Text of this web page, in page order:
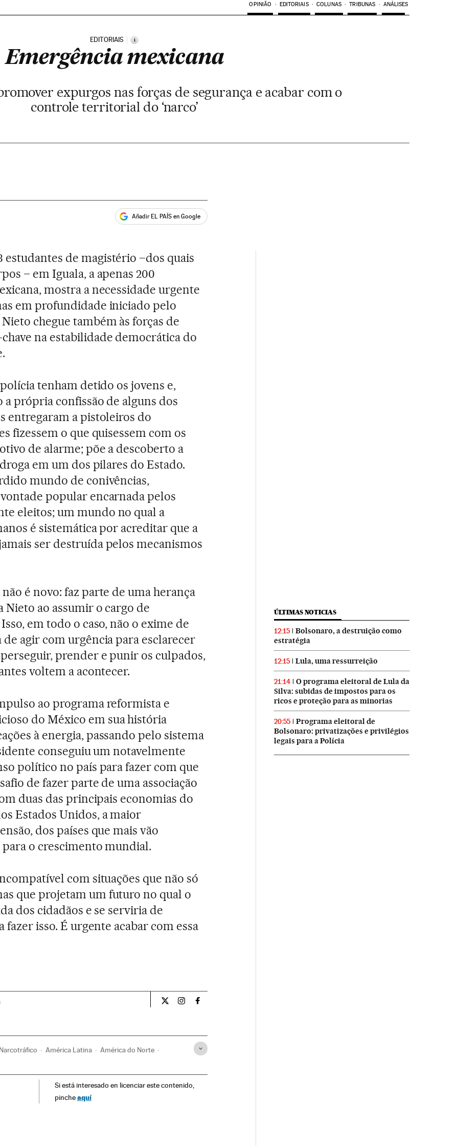
OPINIÃO EDITORIAIS COLUNAS TRIBUNAS ANÁLISES
EDITORIAIS i
Emergência mexicana
expurgos nas forças de segurança e acabar com o
controle territorial do ‘narco’
Añadir EL PAÍS en Google
estudantes de magistério –dos quais
– em Iguala, a apenas 200
mostra a necessidade urgente
em profundidade iniciado pelo
chegue também às forças de
na estabilidade democrática do
tenham detido os jovens e,
própria confissão de alguns dos
entregaram a pistoleiros do
fizessem o que quisessem com os
de alarme; põe a descoberto a
em um dos pilares do Estado.
mundo de conivências,
popular encarnada pelos
eleitos; um mundo no qual a
é sistemática por acreditar que a
ser destruída pelos mecanismos
é novo: faz parte de uma herança
Nieto ao assumir o cargo de
em todo o caso, não o exime de
agir com urgência para esclarecer
prender e punir os culpados,
voltem a acontecer.
ao programa reformista e
do México em sua história
à energia, passando pelo sistema
conseguiu um notavelmente
político no país para fazer com que
de fazer parte de uma associação
duas das principais economias do
Estados Unidos, a maior
dos países que mais vão
o crescimento mundial.
com situações que não só
que projetam um futuro no qual o
dos cidadãos e se serviria de
isso. É urgente acabar com essa
Opiniao El País Brasil en Twitter
Opiniao El País Brasil en Instagram
Opiniao El País Brasil en Facebook
América Latina América do Norte
Si está interesado en licenciar este contenido,
pincheaquí
ÚLTIMAS NOTICIAS
12:15
Bolsonaro, a destruição como
estratégia
12:15 Lula, uma ressurreição
21:14
O programa eleitoral de Lula da
Silva: subidas de impostos para os
ricos e proteção para as minorias
20:55
Programa eleitoral de
Bolsonaro: privatizações e privilégios
legais para a Polícia